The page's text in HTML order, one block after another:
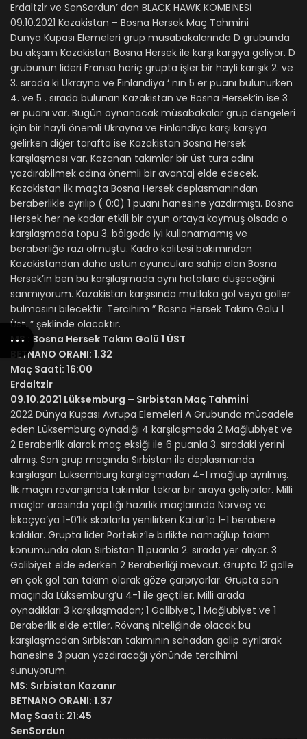
Erdaltzlr ve SenSordun’ dan BLACK HAWK KOMBİNESİ
09.10.2021 Kazakistan – Bosna Hersek Maç Tahmini
Dünya Kupası Elemeleri grup müsabakalarında D grubunda
bu akşam Kazakistan Bosna Hersek ile karşı karşıya geliyor. D
grubunun lideri Fransa hariç grupta işler bir hayli karışık 2. ve
3. sırada ki Ukrayna ve Finlandiya ‘ nın 5 er puanı bulunurken
4. ve 5 . sırada bulunan Kazakistan ve Bosna Hersek’in ise 3
er puanı var. Bugün oynanacak müsabakalar grup dengeleri
için bir hayli önemli Ukrayna ve Finlandiya karşı karşıya
gelirken diğer tarafta ise Kazakistan Bosna Hersek
karşılaşması var. Kazanan takımlar bir üst tura adını
yazdırabilmek adına önemli bir avantaj elde edecek.
Kazakistan ilk maçta Bosna Hersek deplasmanından
beraberlikle ayrılıp ( 0:0) 1 puanı hanesine yazdırmıştı. Bosna
Hersek her ne kadar etkili bir oyun ortaya koymuş olsada o
karşılaşmada topu 3. bölgede iyi kullanamamış ve
beraberliğe razı olmuştu. Kadro kalitesi bakımından
Kazakistandan daha üstün oyunculara sahip olan Bosna
Hersek’in ben bu karşılaşmada aynı hatalara düşeceğini
sanmıyorum. Kazakistan karşısında mutlaka gol veya goller
bulmasını bilecektir. Tercihim ” Bosna Hersek Takım Golü 1
Üst. ” şeklinde olacaktır.
MS : Bosna Hersek Takım Golü 1 ÜST
BETNANO ORANI: 1.32
Maç Saati: 16:00
Erdaltzlr
09.10.2021 Lüksemburg – Sırbistan Maç Tahmini
2022 Dünya Kupası Avrupa Elemeleri A Grubunda mücadele
eden Lüksemburg oynadığı 4 karşılaşmada 2 Mağlubiyet ve
2 Beraberlik alarak maç eksiği ile 6 puanla 3. sıradaki yerini
almış. Son grup maçında Sırbistan ile deplasmanda
karşılaşan Lüksemburg karşılaşmadan 4-1 mağlup ayrılmış.
İlk maçın rövanşında takımlar tekrar bir araya geliyorlar. Milli
maçlar arasında yaptığı hazırlık maçlarında Norveç ve
İskoçya’ya 1-0’lık skorlarla yenilirken Katar’la 1-1 berabere
kaldılar. Grupta lider Portekiz’le birlikte namağlup takım
konumunda olan Sırbistan 11 puanla 2. sırada yer alıyor. 3
Galibiyet elde ederken 2 Beraberliği mevcut. Grupta 12 golle
en çok gol tan takım olarak göze çarpıyorlar. Grupta son
maçında Lüksemburg’u 4-1 ile geçtiler. Milli arada
oynadıkları 3 karşılaşmadan; 1 Galibiyet, 1 Mağlubiyet ve 1
Beraberlik elde ettiler. Rövanş niteliğinde olacak bu
karşılaşmadan Sırbistan takımının sahadan galip ayrılarak
hanesine 3 puan yazdıracağı yönünde tercihimi
sunuyorum.
MS: Sırbistan Kazanır
BETNANO ORANI: 1.37
Maç Saati: 21:45
SenSordun